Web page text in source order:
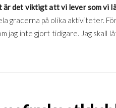
är det viktigt att vi lever som vi
gracerna på olika aktiviteter.
jag inte gjort tidigare. Jag skall